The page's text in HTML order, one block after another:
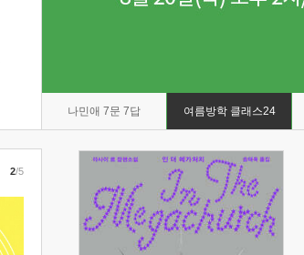
나민애 7문 7답 여름방학 클래스24
2/5